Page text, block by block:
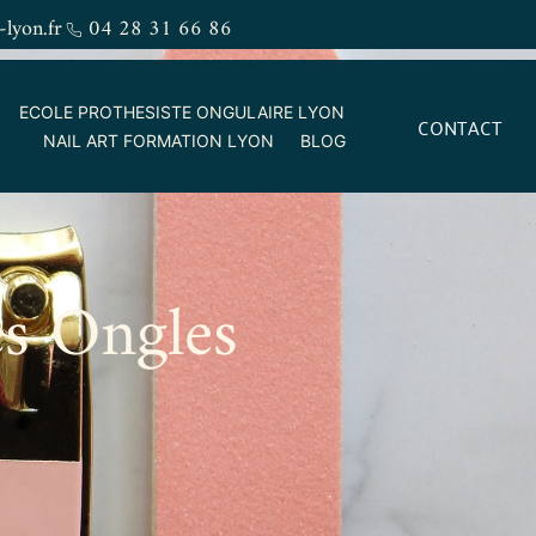
lyon.fr 04 28 31 66 86
ECOLE PROTHESISTE ONGULAIRE LYON
NAIL ART FORMATION LYON
BLOG CONTACT
Ongles